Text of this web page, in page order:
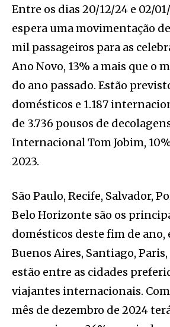
Entre os dias 20/12/24 e 02/
espera uma movimentação
mil passageiros para as
Ano Novo, 13% a mais que o
do ano passado. Estão
domésticos e 1.187
de 3.736 pousos de
Internacional Tom Jobim,
2023.
São Paulo, Recife, Salvador,
Belo Horizonte são os
domésticos deste fim de ano,
Buenos Aires, Santiago,
estão entre as cidades
viajantes internacionais.
mês de dezembro de 2024